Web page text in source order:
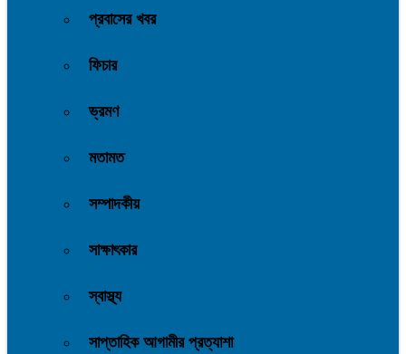
প্রবাসের খবর
ফিচার
ভ্রমণ
মতামত
সম্পাদকীয়
সাক্ষাৎকার
স্বাস্থ্য
সাপ্তাহিক আগামীর প্রত্যাশা